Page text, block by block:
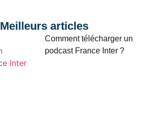
Meilleurs articles
Comment télécharger un
podcast France Inter ?